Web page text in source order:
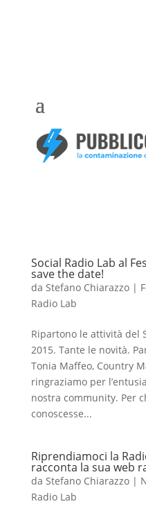
Social Radio Lab al
save the date!
da Stefano Chiarazzo|
Radio Lab
Ripartono le attività del
2015. Tante le novità.
Tonia Maffeo, Country
ringraziamo per
nostra community. Per
conoscesse...
Riprendiamoci la
racconta la sua web
da Stefano Chiarazzo|
Radio Lab